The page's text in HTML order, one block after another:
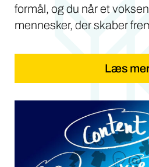
formål, og du når et
mennesker, der skaber
Læs